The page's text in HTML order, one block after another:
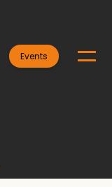
Events